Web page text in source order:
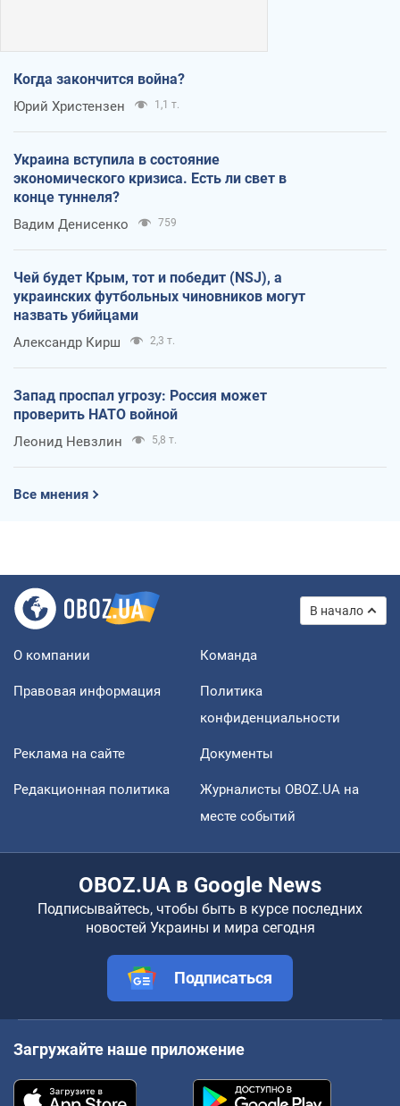
Когда закончится война?
Юрий Христензен 1,1 т.
Украина вступила в состояние
экономического кризиса. Есть ли свет в
конце туннеля?
Вадим Денисенко 759
Чей будет Крым, тот и победит (NSJ), а
украинских футбольных чиновников могут
назвать убийцами
Александр Кирш 2,3 т.
Запад проспал угрозу: Россия может
проверить НАТО войной
Леонид Невзлин 5,8 т.
Все мнения
В начало
О компании Команда
Правовая информация
Политика
конфиденциальности
Реклама на сайте Документы
Редакционная политика
Журналисты OBOZ.UA на
месте событий
OBOZ.UA в Google News
Подписывайтесь, чтобы быть в курсе последних
новостей Украины и мира сегодня
Подписаться
Загружайте наше приложение